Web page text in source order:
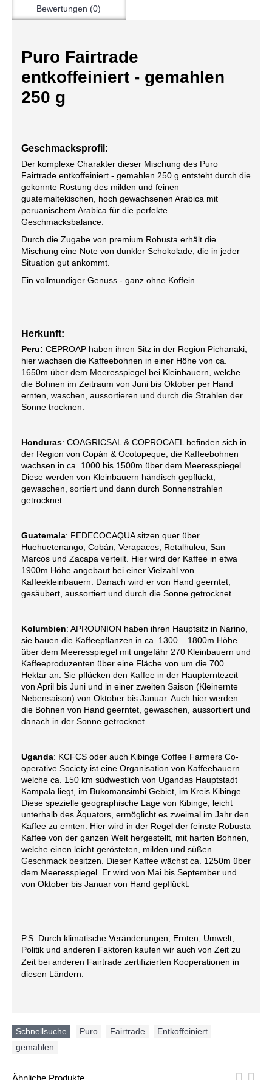
Bewertungen (0)
Puro Fairtrade
entkoffeiniert - gemahlen
250 g
Geschmacksprofil:
Der komplexe Charakter dieser Mischung des Puro
Fairtrade entkoffeiniert - gemahlen 250 g entsteht durch die
gekonnte Röstung des milden und feinen
guatemaltekischen, hoch gewachsenen Arabica mit
peruanischem Arabica für die perfekte
Geschmacksbalance.
Durch die Zugabe von premium Robusta erhält die
Mischung eine Note von dunkler Schokolade, die in jeder
Situation gut ankommt.
Ein vollmundiger Genuss - ganz ohne Koffein
Herkunft:
Peru: CEPROAP haben ihren Sitz in der Region Pichanaki,
hier wachsen die Kaffeebohnen in einer Höhe von ca.
1650m über dem Meeresspiegel bei Kleinbauern, welche
die Bohnen im Zeitraum von Juni bis Oktober per Hand
ernten, waschen, aussortieren und durch die Strahlen der
Sonne trocknen.
Honduras: COAGRICSAL & COPROCAEL befinden sich in
der Region von Copán & Ocotopeque, die Kaffeebohnen
wachsen in ca. 1000 bis 1500m über dem Meeresspiegel.
Diese werden von Kleinbauern händisch gepflückt,
gewaschen, sortiert und dann durch Sonnenstrahlen
getrocknet.
Guatemala: FEDECOCAQUA sitzen quer über
Huehuetenango, Cobán, Verapaces, Retalhuleu, San
Marcos und Zacapa verteilt. Hier wird der Kaffee in etwa
1900m Höhe angebaut bei einer Vielzahl von
Kaffeekleinbauern. Danach wird er von Hand geerntet,
gesäubert, aussortiert und durch die Sonne getrocknet.
Kolumbien: APROUNION haben ihren Hauptsitz in Narino,
sie bauen die Kaffeepflanzen in ca. 1300 – 1800m Höhe
über dem Meeresspiegel mit ungefähr 270 Kleinbauern und
Kaffeeproduzenten über eine Fläche von um die 700
Hektar an. Sie pflücken den Kaffee in der Haupterntezeit
von April bis Juni und in einer zweiten Saison (Kleinernte
Nebensaison) von Oktober bis Januar. Auch hier werden
die Bohnen von Hand geerntet, gewaschen, aussortiert und
danach in der Sonne getrocknet.
Uganda: KCFCS oder auch Kibinge Coffee Farmers Co-
operative Society ist eine Organisation von Kaffeebauern
welche ca. 150 km südwestlich von Ugandas Hauptstadt
Kampala liegt, im Bukomansimbi Gebiet, im Kreis Kibinge.
Diese spezielle geographische Lage von Kibinge, leicht
unterhalb des Äquators, ermöglicht es zweimal im Jahr den
Kaffee zu ernten. Hier wird in der Regel der feinste Robusta
Kaffee von der ganzen Welt hergestellt, mit harten Bohnen,
welche einen leicht gerösteten, milden und süßen
Geschmack besitzen. Dieser Kaffee wächst ca. 1250m über
dem Meeresspiegel. Er wird von Mai bis September und
von Oktober bis Januar von Hand gepflückt.
P.S: Durch klimatische Veränderungen, Ernten, Umwelt,
Politik und anderen Faktoren kaufen wir auch von Zeit zu
Zeit bei anderen Fairtrade zertifizierten Kooperationen in
diesen Ländern.
Schnellsuche Puro Fairtrade Entkoffeiniert
gemahlen
Ähnliche Produkte